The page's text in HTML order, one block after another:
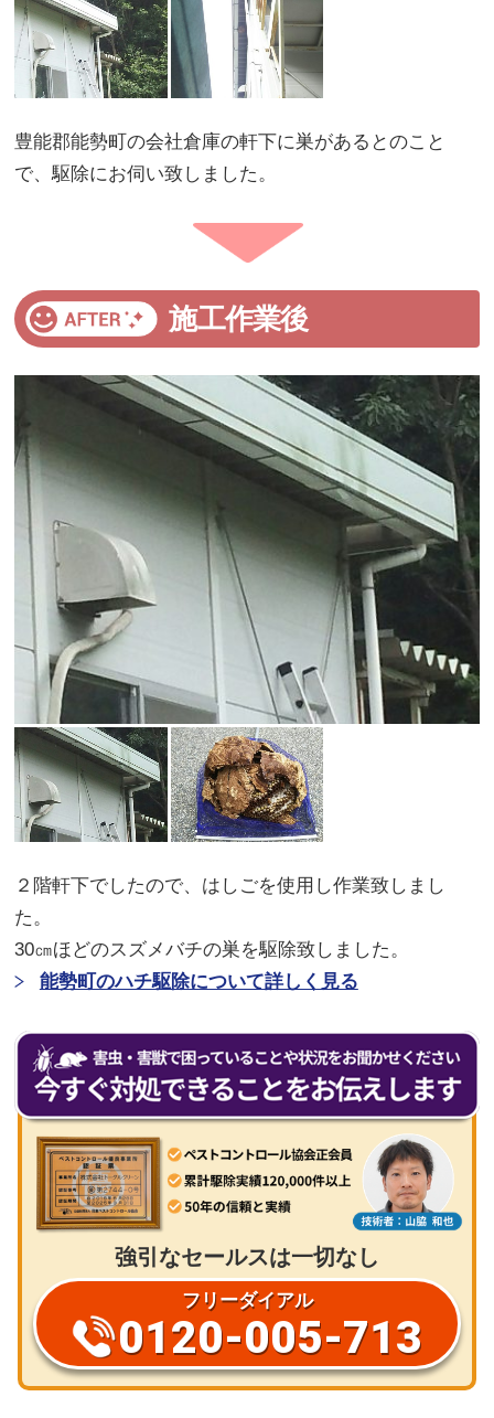
豊能郡能勢町の会社倉庫の軒下に巣があるとのこと
で、駆除にお伺い致しました。
施工作業後
２階軒下でしたので、はしごを使用し作業致しまし
た。
30㎝ほどのスズメバチの巣を駆除致しました。
能勢町のハチ駆除について詳しく見る
強引なセールスは一切なし
フリーダイアル
0120-005-713